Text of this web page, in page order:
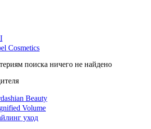
Cosmetics
поиска ничего не найдено
Beauty
Volume
уход